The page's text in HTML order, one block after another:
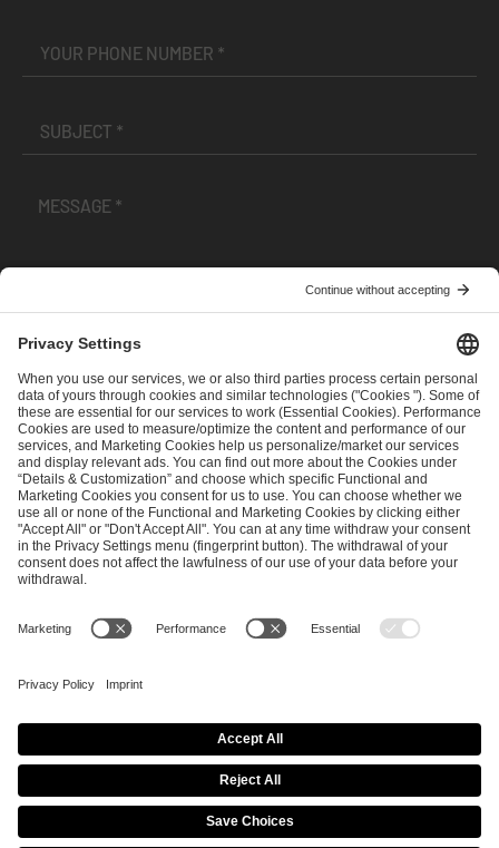
andPrivacy Policy
SEND MESSAGE
CAREER MEDIA RIGHTS
Imprint
Privacy Policy Cookie Policy
Terms of Use
Copyright Policy
Procurement Policy
Whistleblowing
Modern Slavery Statement
Security & Disclosure